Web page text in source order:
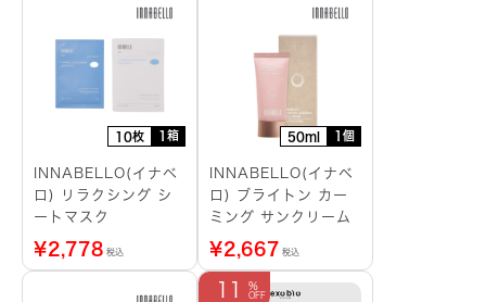
10枚 1箱
INNABELLO(イナベ
ロ) リラクシング シ
ートマスク
¥2,778 税込
50ml 1個
INNABELLO(イナベ
ロ) ブライトン カー
ミング サンクリーム
¥2,667 税込
11